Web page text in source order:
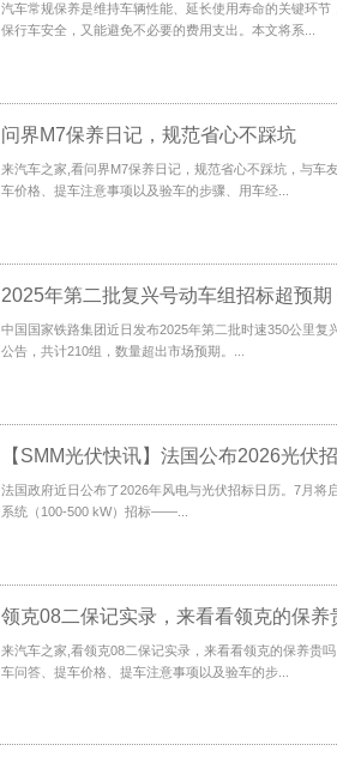
汽车常规保养是维持车辆性能、延长使用寿命的关键环节
保行车安全，又能避免不必要的费用支出。本文将系...
问界M7保养日记，规范省心不踩坑
来汽车之家,看问界M7保养日记，规范省心不踩坑，与车
车价格、提车注意事项以及验车的步骤、用车经...
中国国家铁路集团近日发布2025年第二批时速350公里复
公告，共计210组，数量超出市场预期。...
法国政府近日公布了2026年风电与光伏招标日历。7月将
系统（100-500 kW）招标——...
领克08二保记实录，来看看领克的保养
来汽车之家,看领克08二保记实录，来看看领克的保养贵
车问答、提车价格、提车注意事项以及验车的步...